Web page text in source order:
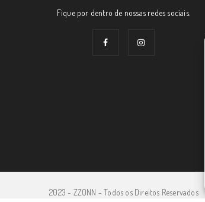
Fique por dentro de nossas redes sociais.
2023 - ZZONN - Todos os Direitos Reservados